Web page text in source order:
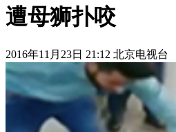
遭母狮扑咬
2016年11月23日 21:12 北京电视台